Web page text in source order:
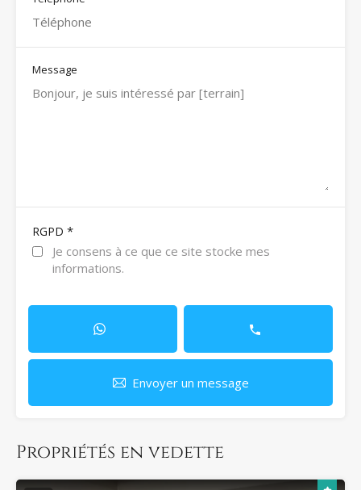
Message
RGPD *
Je consens à ce que ce site stocke mes
informations.
Envoyer un message
Propriétés en vedette